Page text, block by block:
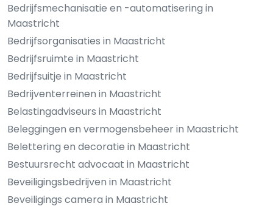
Bedrijfsmechanisatie en -automatisering in
Maastricht
Bedrijfsorganisaties in Maastricht
Bedrijfsruimte in Maastricht
Bedrijfsuitje in Maastricht
Bedrijventerreinen in Maastricht
Belastingadviseurs in Maastricht
Beleggingen en vermogensbeheer in Maastricht
Belettering en decoratie in Maastricht
Bestuursrecht advocaat in Maastricht
Beveiligingsbedrijven in Maastricht
Beveiligings camera in Maastricht